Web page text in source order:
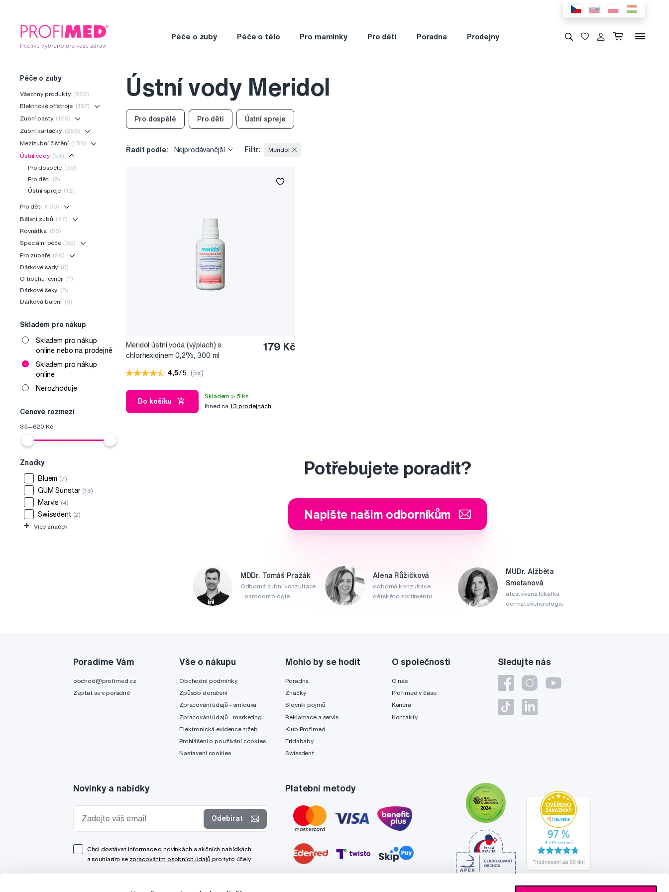
Péče o zuby Péče o tělo Pro maminky Pro děti Poradna Prodejny
Péče o zuby
Všechny produkty (862)
Elektrické přístroje (197)
Zubní pasty (129)
Zubní kartáčky (256)
Mezizubní čištění (158)
Ústní vody (56)
Pro dospělé (39)
Pro děti
(5)
Ústní spreje (12)
Pro děti
(109)
Bělení zubů (57)
Rovnátka
(55)
Speciální péče (65)
Pro zubaře (20)
Dárkové sady (8)
O trochu levněji (1)
Dárkové šeky (3)
Dárková balení (3)
Skladem pro nákup
Skladem pro nákup
online nebo na prodejně
Skladem pro nákup
online
Nerozhoduje
Cenové rozmezí
35—620 Kč
Značky
Bluem (7)
GUM Sunstar (16)
Marvis (4)
Swissdent (2)
+ Více značek
Ústní vody Meridol
Pro dospělé Pro děti Ústní spreje
Řadit podle: Nejprodávanější Filtr: Meridol
Meridol ústní voda (výplach) s
chlorhexidinem 0,2%, 300 ml
179 Kč
4,5/5 (5x)
Do košíku
Skladem > 5 ks
Ihned na13 prodejnách
Potřebujete poradit?
Napište našim odborníkům
MDDr. Tomáš Pražák
Odborná zubní konzultace
– parodontologie
Alena Růžičková
odborná konzultace
dětského sortimentu
MUDr. Alžběta
Smetanová
atestovaná lékařka
dermatovenerologie
Sledujte nás
Poradíme Vám
obchod@profimed.cz
Zeptat se v poradně
Vše o nákupu
Obchodní podmínky
Způsob doručení
Zpracování údajů - smlouva
Zpracování údajů - marketing
Elektronická evidence tržeb
Prohlášení o používání cookies
Nastavení cookies
Mohlo by se hodit
Poradna
Značky
Slovník pojmů
Reklamace a servis
Klub Profimed
Fridababy
Swissdent
O společnosti
O nás
Profimed v čase
Kariéra
Kontakty
Novinky a nabídky
Odebírat
Chci dostávat informace o novinkách a akčních nabídkách
a souhlasím se zpracováním osobních údajů pro tyto účely.
Platební metody